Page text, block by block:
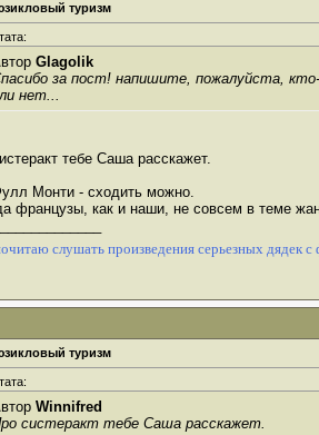
туризм
Glagolik
за пост! напишите, пожалуйста,
нет...
тебе Саша расскажет.
Монти - сходить можно.
французы, как и наши, не совсем в теме
слушать произведения серьезных дядек
туризм
Winnifred
систеракт тебе Саша расскажет.